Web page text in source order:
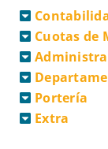
Cuotas de
Portería
Extra